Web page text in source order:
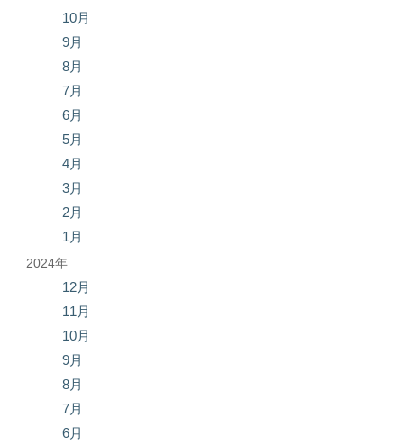
10月
9月
8月
7月
6月
5月
4月
3月
2月
1月
2024年
12月
11月
10月
9月
8月
7月
6月